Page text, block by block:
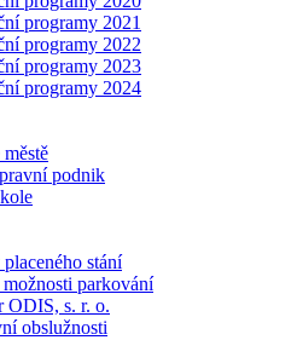
programy 2021
programy 2022
programy 2023
programy 2024
podnik
stání
parkování
ODIS, s. r. o.
obslužnosti